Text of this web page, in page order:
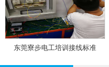
东莞寮步电工培训接线标准